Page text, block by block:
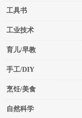
工具书
工业技术
育儿/早教
手工/DIY
烹饪/美食
自然科学